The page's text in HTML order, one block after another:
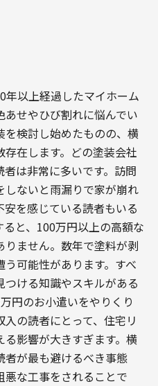
年以上経過したマイホーム
せやひび割れに悩んでい
を検討し始めたものの、横
在します。どの塗装会社
は非常に多いです。訪問
ないと雨漏りで家が崩れ
を感じている読者もいる
と、100万円以上の高額な
ません。数年で塗料が剥
可能性があります。すべ
ける知識やスキルがある
円のお小遣いをやりくり
の読者にとって、住宅リ
影響が大きすぎます。横
者が最も避けるべき事態
な工事をされることで